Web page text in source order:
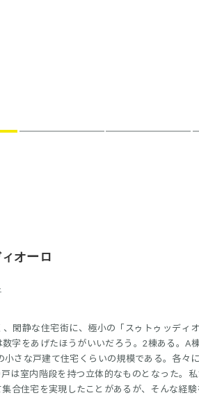
オーロ
閑静な住宅街に、極小の「スゥトゥッディ
字をあげたほうがいいだろう。2棟ある。
小さな戸建て住宅くらいの規模である。各
は室内階段を持つ立体的なものとなった。
合住宅を実現したことがあるが、そんな経